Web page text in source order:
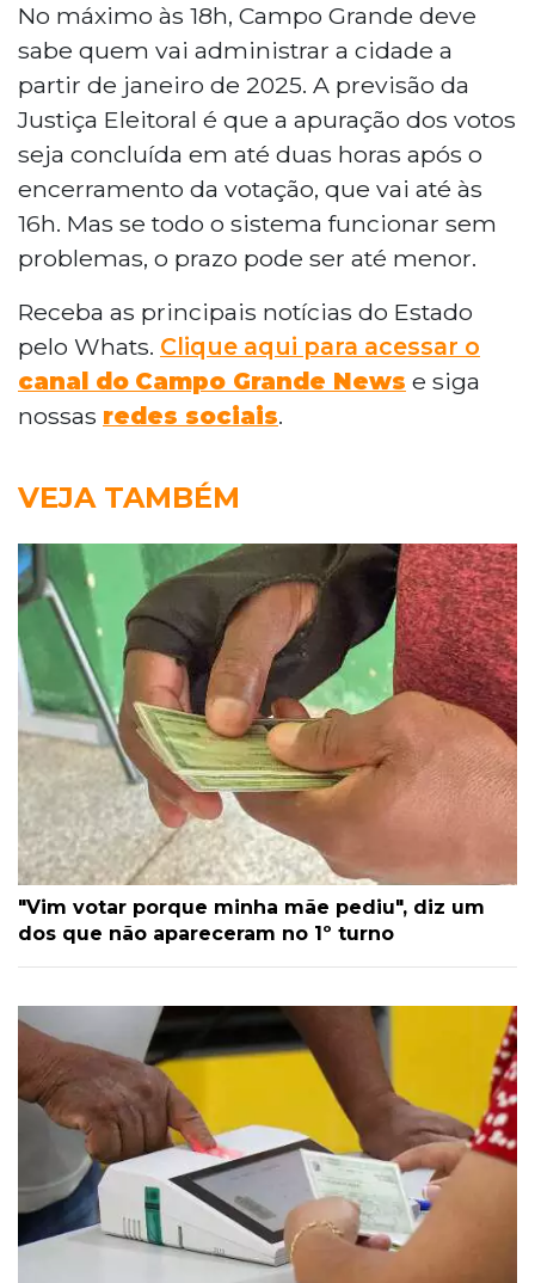
No máximo às 18h, Campo Grande deve
sabe quem vai administrar a cidade a
partir de janeiro de 2025. A previsão da
Justiça Eleitoral é que a apuração dos votos
seja concluída em até duas horas após o
encerramento da votação, que vai até às
16h. Mas se todo o sistema funcionar sem
problemas, o prazo pode ser até menor.
Receba as principais notícias do Estado
pelo Whats. Clique aqui para acessar o
canal do Campo Grande News e siga
nossas redes sociais.
VEJA TAMBÉM
"Vim votar porque minha mãe pediu", diz um
dos que não apareceram no 1º turno